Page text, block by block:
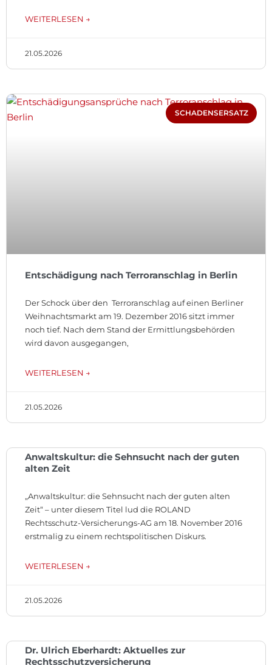
WEITERLESEN →
21.05.2026
SCHADENSERSATZ
Entschädigung nach Terroranschlag in Berlin
Der Schock über den Terroranschlag auf einen Berliner
Weihnachtsmarkt am 19. Dezember 2016 sitzt immer
noch tief. Nach dem Stand der Ermittlungsbehörden
wird davon ausgegangen,
WEITERLESEN →
21.05.2026
Anwaltskultur: die Sehnsucht nach der guten
alten Zeit
„Anwaltskultur: die Sehnsucht nach der guten alten
Zeit“ – unter diesem Titel lud die ROLAND
Rechtsschutz-Versicherungs-AG am 18. November 2016
erstmalig zu einem rechtspolitischen Diskurs.
WEITERLESEN →
21.05.2026
Dr. Ulrich Eberhardt: Aktuelles zur
Rechtsschutzversicherung